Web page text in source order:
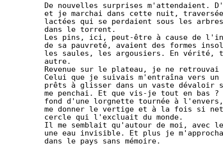
De nouvelles surprises m'attendaient.
et je marchai dans cette nuit,
lactées qui se perdaient sous les
      dans le torrent.
Les pins, ici, peut-être à cause de
de sa pauvreté, avaient des formes
les saules, les argousiers. En vérité,
      autre.
Revenue sur le plateau, je ne
Celui que je suivais m'entraîna vers
prêts à glisser dans un vaste dévaloir
me penchai. Et que vis-je tout en bas
fond d'une lorgnette tournée à
me donner le vertige et à la fois si
      cercle qui l'excluait du monde.
Il me semblait qu'autour de moi, avec
une eau invisible. Et plus je
      dans le pays sans mémoire.